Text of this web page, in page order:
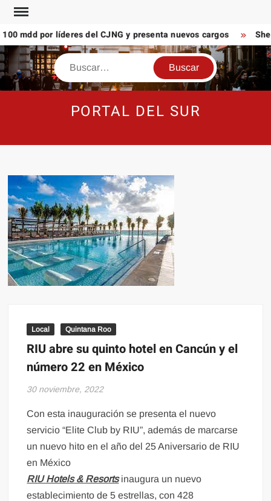
Saltar
contenido
mdd por líderes del CJNG y presenta nuevos cargos
Buscar
PORTAL DEL SUR
Local Quintana Roo
RIU abre su quinto hotel en Cancún y el
número 22 en México
30 noviembre, 2022
Con esta inauguración se presenta el nuevo
servicio “Elite Club by RIU”, además de marcarse
un nuevo hito en el año del 25 Aniversario de RIU
en México
RIU Hotels & Resorts inaugura un nuevo
establecimiento de 5 estrellas, con 428